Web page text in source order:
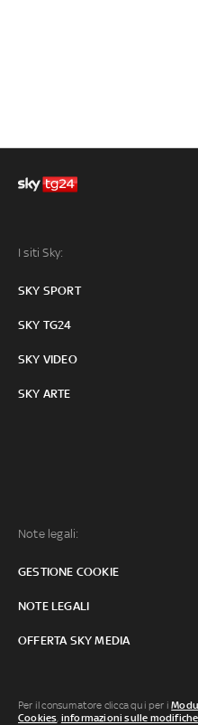
I siti Sky:
SKY SPORT
SKY TG24
SKY VIDEO
SKY ARTE
Note legali:
GESTIONE COOKIE
NOTE LEGALI
OFFERTA SKY MEDIA
Per il consumatore clicca qui per i
Cookies, informazioni sulle